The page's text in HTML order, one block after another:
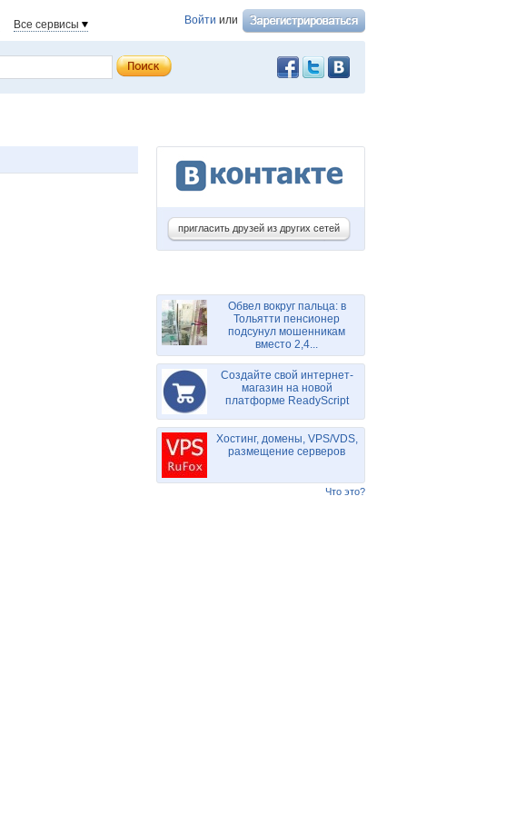
Войти или
Все сервисы
пригласить друзей из других сетей
Обвел вокруг пальца: в
Тольятти пенсионер
подсунул мошенникам
вместо 2,4...
Создайте свой интернет-
магазин на новой
платформе ReadyScript
Хостинг, домены, VPS/VDS,
размещение серверов
Что это?